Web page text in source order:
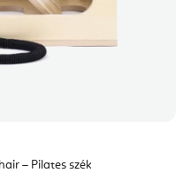
– Pilates szék